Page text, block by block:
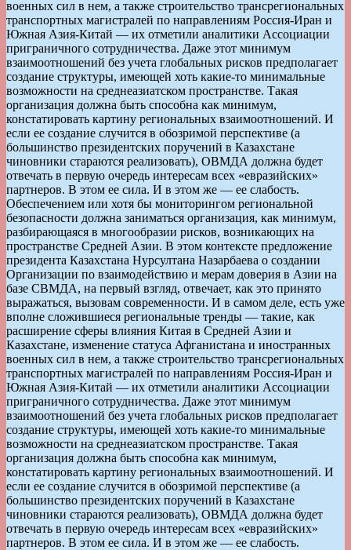
военных сил в нем, а также строительство трансрегиональных
транспортных магистралей по направлениям Россия-Иран и
Южная Азия-Китай — их отметили аналитики Ассоциации
приграничного сотрудничества. Даже этот минимум
взаимоотношений без учета глобальных рисков предполагает
создание структуры, имеющей хоть какие-то минимальные
возможности на среднеазиатском пространстве. Такая
организация должна быть способна как минимум,
констатировать картину региональных взаимоотношений. И
если ее создание случится в обозримой перспективе (а
большинство президентских поручений в Казахстане
чиновники стараются реализовать), ОВМДА должна будет
отвечать в первую очередь интересам всех «евразийских»
партнеров. В этом ее сила. И в этом же — ее слабость.
Обеспечением или хотя бы мониторингом региональной
безопасности должна заниматься организация, как минимум,
разбирающаяся в многообразии рисков, возникающих на
пространстве Средней Азии. В этом контексте предложение
президента Казахстана Нурсултана Назарбаева о создании
Организации по взаимодействию и мерам доверия в Азии на
базе СВМДА, на первый взгляд, отвечает, как это принято
выражаться, вызовам современности. И в самом деле, есть уже
вполне сложившиеся региональные тренды — такие, как
расширение сферы влияния Китая в Средней Азии и
Казахстане, изменение статуса Афганистана и иностранных
военных сил в нем, а также строительство трансрегиональных
транспортных магистралей по направлениям Россия-Иран и
Южная Азия-Китай — их отметили аналитики Ассоциации
приграничного сотрудничества. Даже этот минимум
взаимоотношений без учета глобальных рисков предполагает
создание структуры, имеющей хоть какие-то минимальные
возможности на среднеазиатском пространстве. Такая
организация должна быть способна как минимум,
констатировать картину региональных взаимоотношений. И
если ее создание случится в обозримой перспективе (а
большинство президентских поручений в Казахстане
чиновники стараются реализовать), ОВМДА должна будет
отвечать в первую очередь интересам всех «евразийских»
партнеров. В этом ее сила. И в этом же — ее слабость.